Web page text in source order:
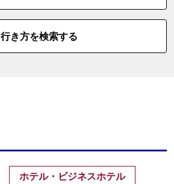
行き方を検索する
ホテル・ビジネスホテル